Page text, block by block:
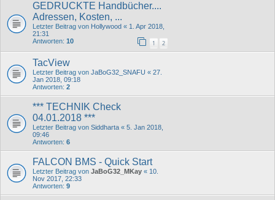
GEDRUCKTE Handbücher....
Adressen, Kosten, ...
Letzter Beitrag von Hollywood « 1. Apr 2018,
21:31
Antworten: 10 1 2
TacView
Letzter Beitrag von JaBoG32_SNAFU « 27.
Jan 2018, 09:18
Antworten: 2
*** TECHNIK Check
04.01.2018 ***
Letzter Beitrag von Siddharta « 5. Jan 2018,
09:46
Antworten: 6
FALCON BMS - Quick Start
Letzter Beitrag von JaBoG32_MKay « 10.
Nov 2017, 22:33
Antworten: 9